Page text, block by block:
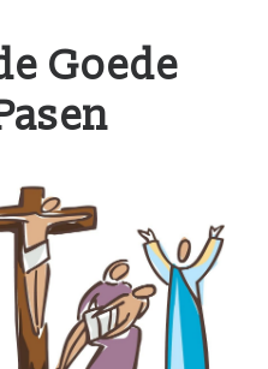
Goede